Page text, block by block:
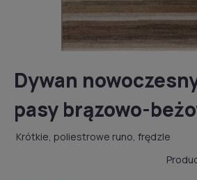
Dywan
pasy brązowo-
Krótkie, poliestrowe runo, frędzle